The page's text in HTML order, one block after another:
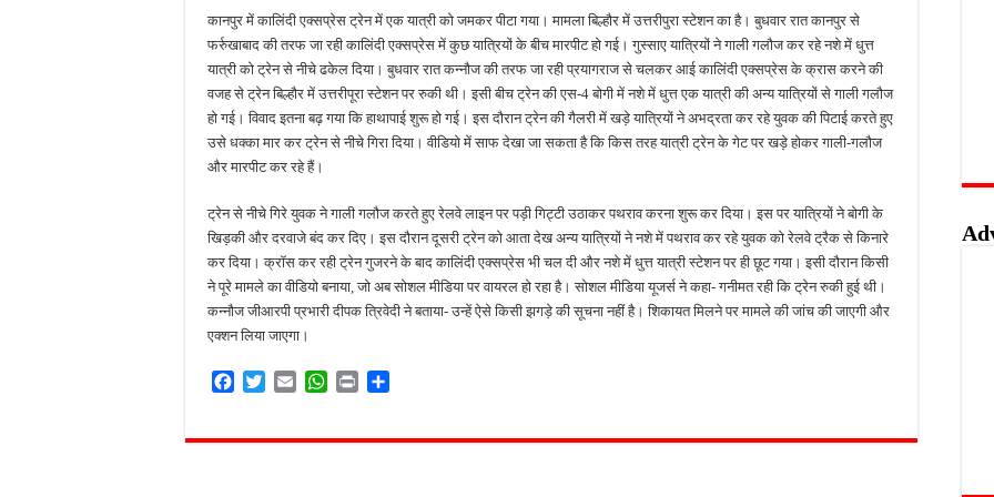
नाबालिग अपहरण कांड में पुलिस का शिकंजा, फरार आरोपी आकाश साहू गिरफ्तार
जहानाबाद में पुलिस की घेराबंदी, अवैध तमंचे और कारतूस के साथ युवक गिरफ्तार
फतेहपुर आईटीआई में युवाओं को मिलेगा रोजगार का मौका, 10 अगस्त को शिक्षुता मेले का आयोजन
दिव्यांगजन सशक्तीकरण में उत्कृष्ट योगदान पर मिलेगा राज्य स्तरीय सम्मान, 31 अगस्त तक करें आवेदन
कानपुर में कालिंदी एक्सप्रेस ट्रेन में एक यात्री को जमकर पीटा गया। मामला बिल्हौर में उत्तरीपुरा स्टेशन का है। बुधवार रात कानपुर से
फर्रुखाबाद की तरफ जा रही कालिंदी एक्सप्रेस में कुछ यात्रियों के बीच मारपीट हो गई। गुस्साए यात्रियों ने गाली गलौज कर रहे नशे में धुत्त
यात्री को ट्रेन से नीचे ढकेल दिया। बुधवार रात कन्नौज की तरफ जा रही प्रयागराज से चलकर आई कालिंदी एक्सप्रेस के क्रास करने की
वजह से ट्रेन बिल्हौर में उत्तरीपूरा स्टेशन पर रुकी थी। इसी बीच ट्रेन की एस-4 बोगी में नशे में धुत्त एक यात्री की अन्य यात्रियों से गाली गलौज
हो गई। विवाद इतना बढ़ गया कि हाथापाई शुरू हो गई। इस दौरान ट्रेन की गैलरी में खड़े यात्रियों ने अभद्रता कर रहे युवक की पिटाई करते हुए
उसे धक्का मार कर ट्रेन से नीचे गिरा दिया। वीडियो में साफ देखा जा सकता है कि किस तरह यात्री ट्रेन के गेट पर खड़े होकर गाली-गलौज
और मारपीट कर रहे हैं।
ट्रेन से नीचे गिरे युवक ने गाली गलौज करते हुए रेलवे लाइन पर पड़ी गिट्टी उठाकर पथराव करना शुरू कर दिया। इस पर यात्रियों ने बोगी के
खिड़की और दरवाजे बंद कर दिए। इस दौरान दूसरी ट्रेन को आता देख अन्य यात्रियों ने नशे में पथराव कर रहे युवक को रेलवे ट्रैक से किनारे
कर दिया। क्रॉस कर रही ट्रेन गुजरने के बाद कालिंदी एक्सप्रेस भी चल दी और नशे में धुत्त यात्री स्टेशन पर ही छूट गया। इसी दौरान किसी
ने पूरे मामले का वीडियो बनाया, जो अब सोशल मीडिया पर वायरल हो रहा है। सोशल मीडिया यूजर्स ने कहा- गनीमत रही कि ट्रेन रुकी हुई थी।
कन्नौज जीआरपी प्रभारी दीपक त्रिवेदी ने बताया- उन्हें ऐसे किसी झगड़े की सूचना नहीं है। शिकायत मिलने पर मामले की जांच की जाएगी और
एक्शन लिया जाएगा।
e
t
i
W
t
n
r